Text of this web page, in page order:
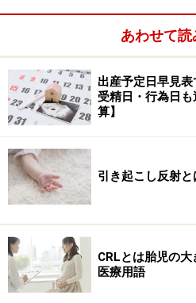
通院距離への希望を聞いた質
産経験者共に７割近くの人
た。「30分以内」を入れると
出産経験者では97%でした。
あわせて読
出産予定日早見
受精日・行為日
算】
引き起こし反射
CRLとは胎児の大
医療用語